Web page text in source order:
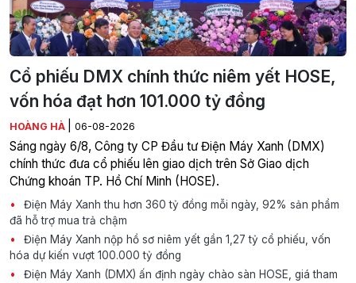
Cổ phiếu DMX chính thức niêm yết HOSE,
vốn hóa đạt hơn 101.000 tỷ đồng
HOÀNG HÀ 06-08-2026
Sáng ngày 6/8, Công ty CP Đầu tư Điện Máy Xanh (DMX)
chính thức đưa cổ phiếu lên giao dịch trên Sở Giao dịch
Chứng khoán TP. Hồ Chí Minh (HOSE).
Điện Máy Xanh thu hơn 360 tỷ đồng mỗi ngày, 92% sản phẩm
đã hỗ trợ mua trả chậm
Điện Máy Xanh nộp hồ sơ niêm yết gần 1,27 tỷ cổ phiếu, vốn
hóa dự kiến vượt 100.000 tỷ đồng
Điện Máy Xanh (DMX) ấn định ngày chào sàn HOSE, giá tham